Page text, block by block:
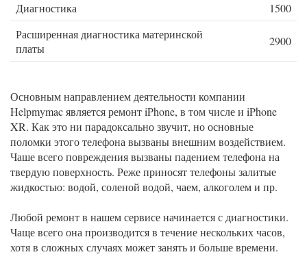
Диагностика
1500
Расширенная диагностика материнской
платы
2900
Основным направлением деятельности компании
Helpmymac является ремонт iPhone, в том числе и iPhone
XR. Как это ни парадоксально звучит, но основные
поломки этого телефона вызваны внешним воздействием.
Чаше всего повреждения вызваны падением телефона на
твердую поверхность. Реже приносят телефоны залитые
жидкостью: водой, соленой водой, чаем, алкоголем и пр.
Любой ремонт в нашем сервисе начинается с диагностики.
Чаще всего она производится в течение нескольких часов,
хотя в сложных случаях может занять и больше времени.